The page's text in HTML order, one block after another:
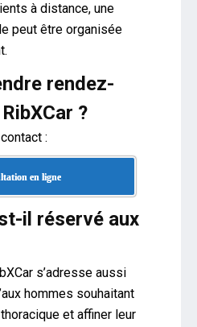
à distance, une
peut être organisée
rendez-
?
:
en ligne
il réservé aux
s’adresse aussi
hommes souhaitant
et affiner leur